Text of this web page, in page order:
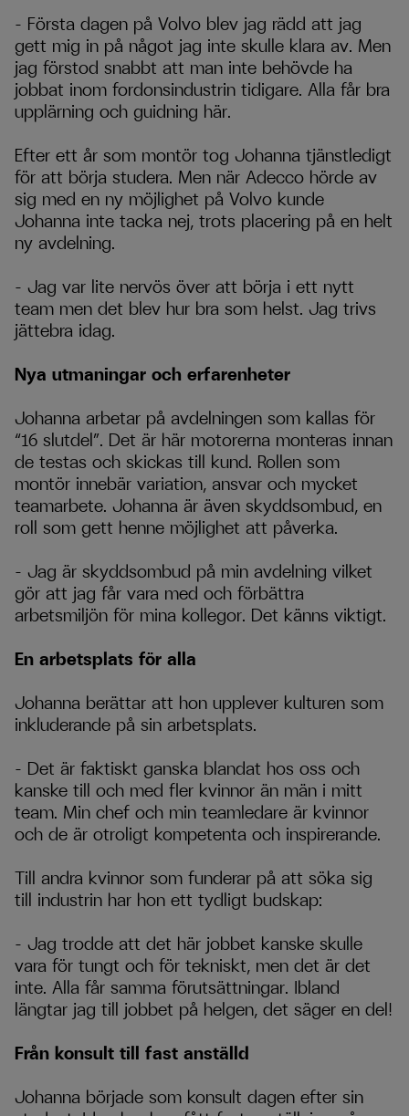
– Första dagen på Volvo blev jag rädd att jag
gett mig in på något jag inte skulle klara av. Men
jag förstod snabbt att man inte behövde ha
jobbat inom fordonsindustrin tidigare. Alla får bra
upplärning och guidning här.
Efter ett år som montör tog Johanna tjänstledigt
för att börja studera. Men när Adecco hörde av
sig med en ny möjlighet på Volvo kunde
Johanna inte tacka nej, trots placering på en helt
ny avdelning.
– Jag var lite nervös över att börja i ett nytt
team men det blev hur bra som helst. Jag trivs
jättebra idag.
Nya utmaningar och erfarenheter
Johanna arbetar på avdelningen som kallas för
“16 slutdel”. Det är här motorerna monteras innan
de testas och skickas till kund. Rollen som
montör innebär variation, ansvar och mycket
teamarbete. Johanna är även skyddsombud, en
roll som gett henne möjlighet att påverka.
– Jag är skyddsombud på min avdelning vilket
gör att jag får vara med och förbättra
arbetsmiljön för mina kollegor. Det känns viktigt.
En arbetsplats för alla
Johanna berättar att hon upplever kulturen som
inkluderande på sin arbetsplats.
– Det är faktiskt ganska blandat hos oss och
kanske till och med fler kvinnor än män i mitt
team. Min chef och min teamledare är kvinnor
och de är otroligt kompetenta och inspirerande.
Till andra kvinnor som funderar på att söka sig
till industrin har hon ett tydligt budskap:
– Jag trodde att det här jobbet kanske skulle
vara för tungt och för tekniskt, men det är det
inte. Alla får samma förutsättningar. Ibland
längtar jag till jobbet på helgen, det säger en del!
Från konsult till fast anställd
Johanna började som konsult dagen efter sin